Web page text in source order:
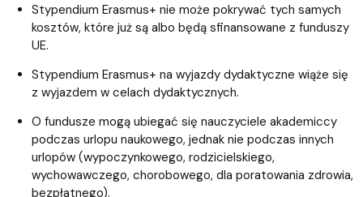
Stypendium Erasmus+ nie może pokrywać tych samych
kosztów, które już są albo będą sfinansowane z funduszy
UE.
Stypendium Erasmus+ na wyjazdy dydaktyczne wiąże się
z wyjazdem w celach dydaktycznych.
O fundusze mogą ubiegać się nauczyciele akademiccy
podczas urlopu naukowego, jednak nie podczas innych
urlopów (wypoczynkowego, rodzicielskiego,
wychowawczego, chorobowego, dla poratowania zdrowia,
bezpłatnego).